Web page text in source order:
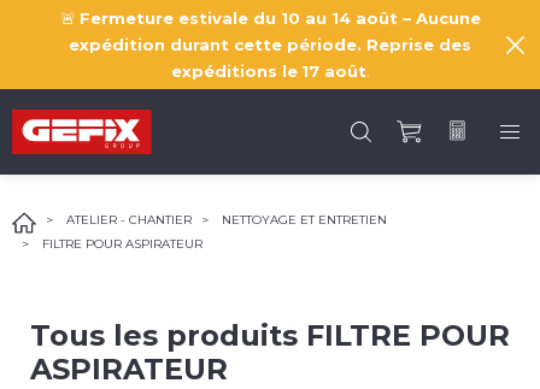
🚨 Fermeture estivale du 10 au 14 août – Aucune
expédition durant cette période. Reprise des
expéditions le 17 août
ATELIER - CHANTIER
NETTOYAGE ET ENTRETIEN
FILTRE POUR ASPIRATEUR
Tous les produits FILTRE POUR
ASPIRATEUR